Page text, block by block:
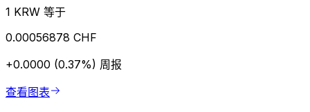
1 KRW 等于
0.00056878 CHF
+0.0000 (0.37%) 周报
查看图表